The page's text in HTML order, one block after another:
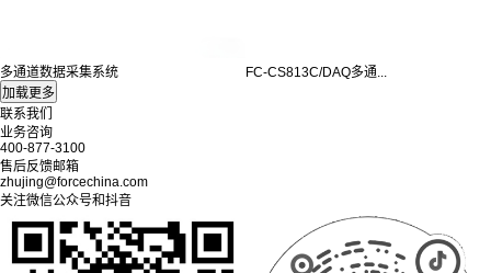
多通道数据采集系统 FC-CS813C/DAQ多通...
联系我们
业务咨询
400-877-3100
售后反馈邮箱
zhujing@forcechina.com
关注微信公众号和抖音